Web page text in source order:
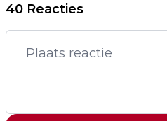
40 Reacties